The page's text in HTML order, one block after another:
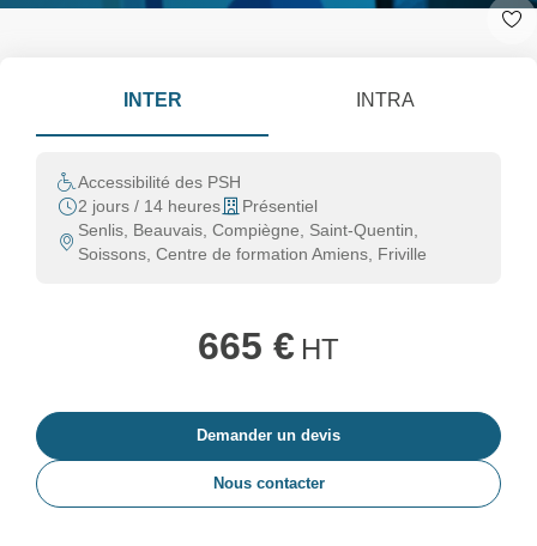
INTER INTRA
Accessibilité des PSH
2 jours / 14 heures
Présentiel
Senlis, Beauvais, Compiègne, Saint-Quentin,
Soissons, Centre de formation Amiens, Friville
665 € HT
Demander un devis
Nous contacter